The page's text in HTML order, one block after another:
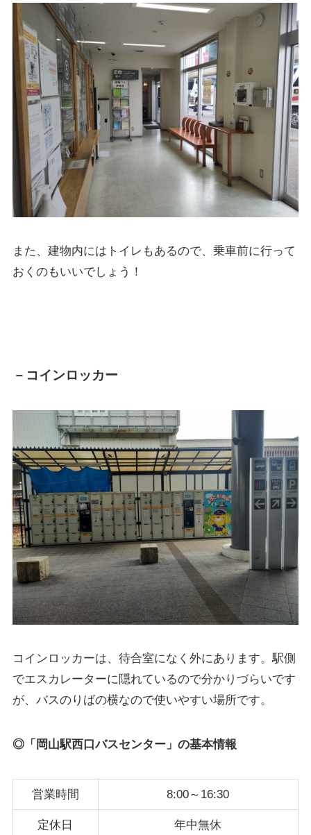
また、建物内にはトイレもあるので、乗車前に行って
おくのもいいでしょう！
－コインロッカー
コインロッカーは、待合室になく外にあります。駅側
でエスカレーターに隠れているので分かりづらいです
が、バスのりばの横なので使いやすい場所です。
◎「岡山駅西口バスセンター」の基本情報
営業時間 8:00～16:30
定休日 年中無休